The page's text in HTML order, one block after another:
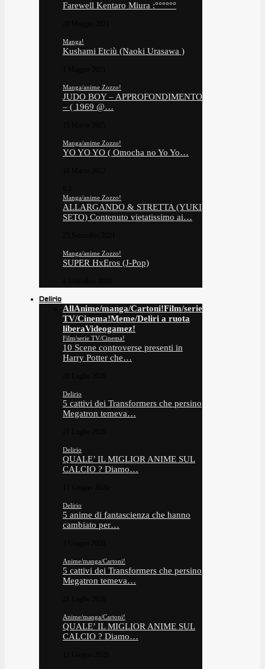
Farewell Kentaro Miura :°°°°°°
Manga!
Kushami Etciù (Naoki Urasawa )
Manga/anime Zozzo!
JUDO BOY – APPROFONDIMENTO
– ( 1969 @…
Manga/anime Zozzo!
YO YO YO ( Omocha no Yo Yo…
Manga/anime Zozzo!
ALLARGANDO & STRETTA (YUKI
SETO) Contenuto vietatissimo ai…
Manga/anime Zozzo!
SUPER HxEros (J-Pop)
Delirio
AllAnime/manga/Cartoni!Film/serie
TV/Cinema!Meme/Deliri a ruota
liberaVideogamez!
Film/serie TV/Cinema!
10 Scene controverse presenti in
Harry Potter che…
Delirio
5 cattivi dei Transformers che persino
Megatron temeva…
Delirio
QUALE’ IL MIGLIOR ANIME SUL
CALCIO ? Diamo…
Delirio
5 anime di fantascienza che hanno
cambiato per…
Anime/manga/Cartoni!
5 cattivi dei Transformers che persino
Megatron temeva…
Anime/manga/Cartoni!
QUALE’ IL MIGLIOR ANIME SUL
CALCIO ? Diamo…